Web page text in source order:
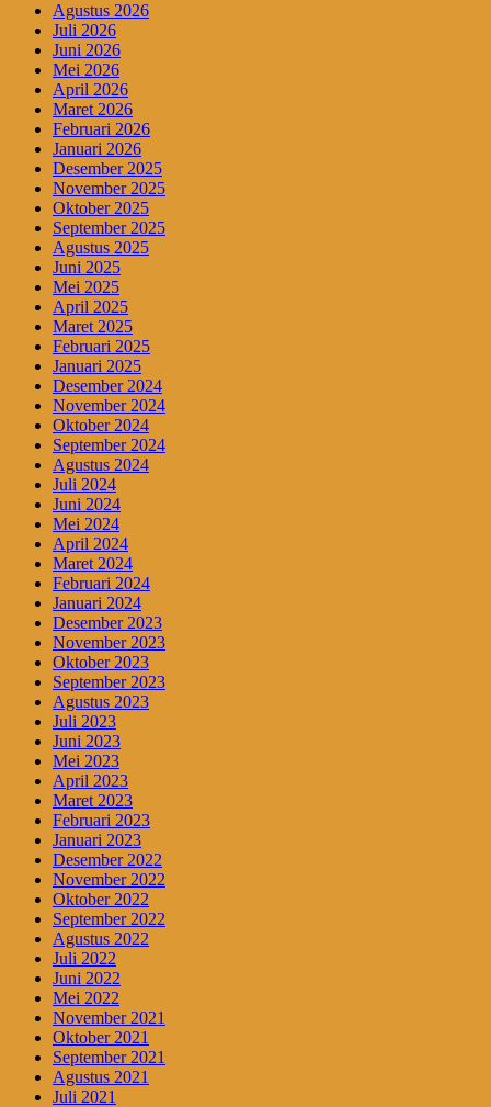
Agustus 2026
Juli 2026
Juni 2026
Mei 2026
April 2026
Maret 2026
Februari 2026
Januari 2026
Desember 2025
November 2025
Oktober 2025
September 2025
Agustus 2025
Juni 2025
Mei 2025
April 2025
Maret 2025
Februari 2025
Januari 2025
Desember 2024
November 2024
Oktober 2024
September 2024
Agustus 2024
Juli 2024
Juni 2024
Mei 2024
April 2024
Maret 2024
Februari 2024
Januari 2024
Desember 2023
November 2023
Oktober 2023
September 2023
Agustus 2023
Juli 2023
Juni 2023
Mei 2023
April 2023
Maret 2023
Februari 2023
Januari 2023
Desember 2022
November 2022
Oktober 2022
September 2022
Agustus 2022
Juli 2022
Juni 2022
Mei 2022
November 2021
Oktober 2021
September 2021
Agustus 2021
Juli 2021